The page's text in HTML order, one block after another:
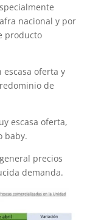
nacional y por
producto
oferta y
de
escasa oferta,
baby.
precios
demanda.